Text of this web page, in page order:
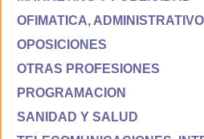
OFIMATICA, ADMINISTRATIVO
OPOSICIONES
OTRAS PROFESIONES
PROGRAMACION
SANIDAD Y SALUD